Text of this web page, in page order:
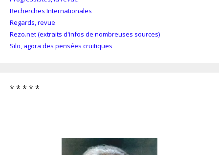
Recherches Internationales
Regards, revue
Rezo.net (extraits d'infos de nombreuses sources)
Silo, agora des pensées cruitiques
* * * * *